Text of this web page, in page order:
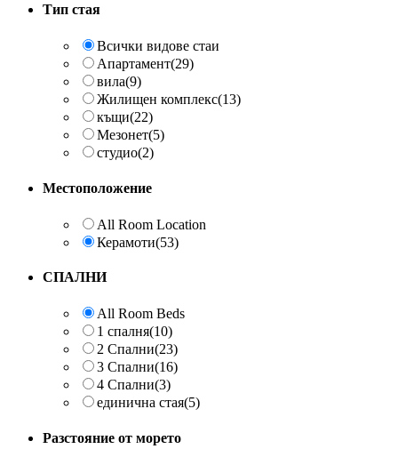
Тип стая
Всички видове стаи
Aпартамент(29)
вила(9)
Жилищен комплекс(13)
къщи(22)
Мезонет(5)
студио(2)
Местоположение
All Room Location
Керамоти(53)
СПАЛНИ
All Room Beds
1 спалня(10)
2 Спални(23)
3 Спални(16)
4 Спални(3)
единична стая(5)
Разстояние от морето